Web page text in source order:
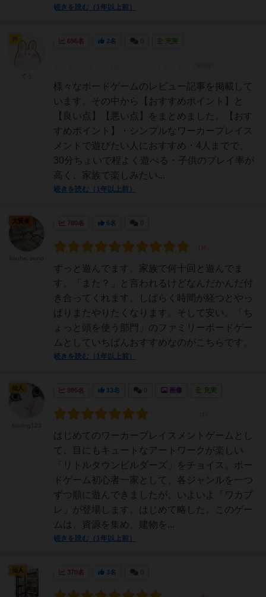
続きを読む（1年以上前）
696名 2名 充実
様々なボードゲームのレビュー記事を掲載して
います。その中から【おすすめポイント】と
【良い点】【悪い点】をまとめました。【おす
すめポイント】・シンプルなワーカープレイス
メントで遊びたい人におすすめ・4人までで、
30分ちょいで程よく遊べる・子供のプレイ率が
高く、家族で楽しみたい...
続きを読む（1年以上前）
780名 6名
ずっと遊んでます。家族で何十回と遊んでま
す。「また？」と言われるけどなんだかんだ付
き合ってくれます。しばらく時間が経つとやっ
ぱりまたやりたくなります。そして安い。「ち
ょっと頭を使う部門」のファミリーボードゲー
ムとしていちばんおすすめなのがこちらです。
続きを読む（1年以上前）
大賢者
995名 13名 画像 充実
はじめてのワーカープレイスメントゲームとし
て、目にもキュートなアートワークが楽しい
「リトルタウンビルダーズ」をチョイス。ボー
ドゲーム初心者一家として、各ジャンルを一つ
ずつ順に遊んできましたが、いよいよ「ワカプ
レ」が登場します。はじめて略した。このゲー
ムは、資源を集め、建物を...
続きを読む（1年以上前）
仙人
370名 3名
仙人